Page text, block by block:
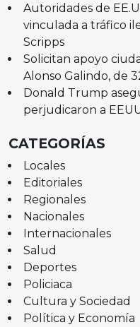
Autoridades de
vinculada a tráfico
Scripps
Solicitan apoyo
Alonso Galindo, de
Donald Trump
perjudicaron a
CATEGORÍAS
Locales
Editoriales
Regionales
Nacionales
Internacionales
Salud
Deportes
Policiaca
Cultura y Sociedad
Política y Economía